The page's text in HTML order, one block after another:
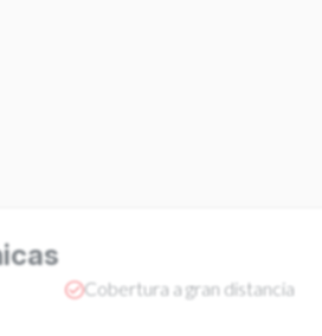
Cobertura a gran distancia